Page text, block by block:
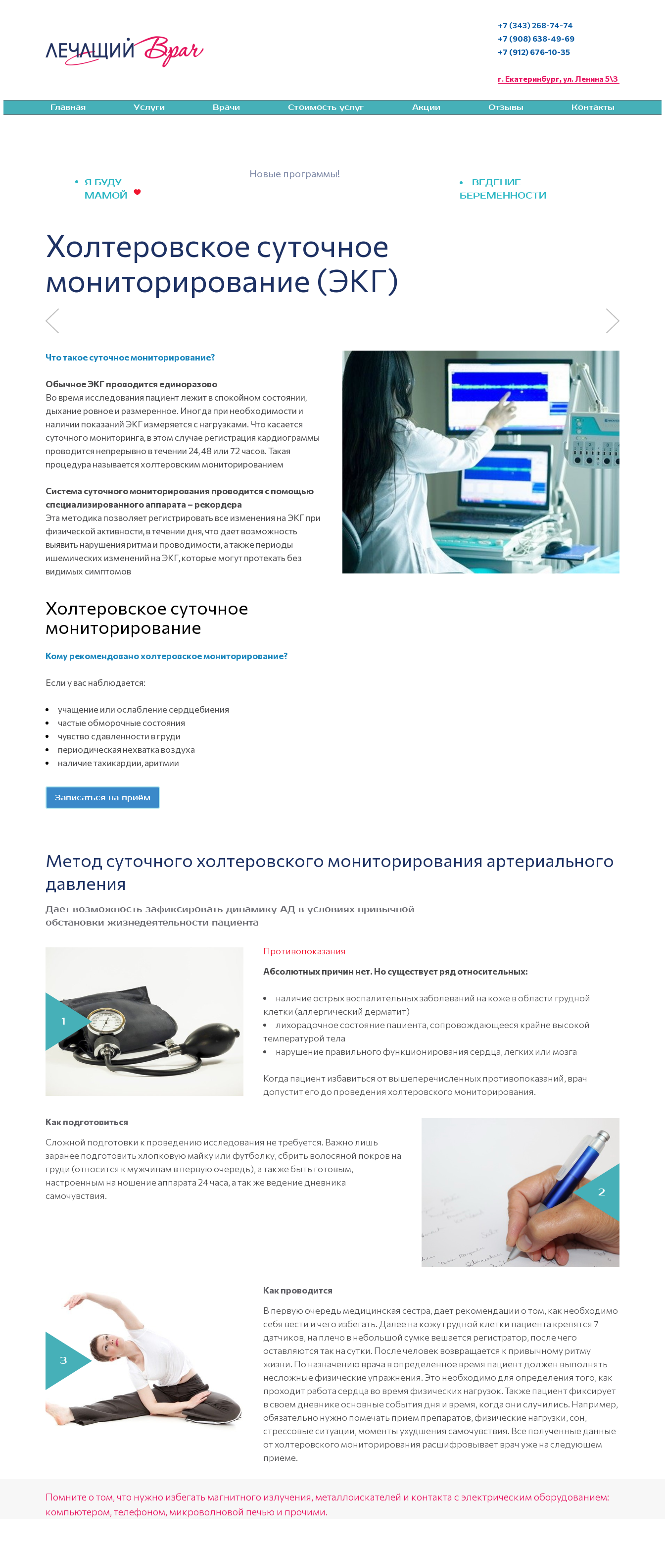
+7 (343) 268-74-74
+7 (908) 638-49-69
+7 (912) 676-10-35
г. Екатеринбург, ул. Ленина 5\3
Главная Услуги Врачи Стоимость услуг Акции Отзывы Контакты
Новые программы!
ВЕДЕНИЕ
БЕРЕМЕННОСТИ
гинекологах, терапевтах
от частных лиц Оставить
Я БУДУ
МАМОЙ
Холтеровское суточное
мониторирование (ЭКГ)
Что такое суточное мониторирование?
Обычное ЭКГ проводится единоразово
Во время исследования пациент лежит в спокойном состоянии,
дыхание ровное и размеренное. Иногда при необходимости и
наличии показаний ЭКГ измеряется с нагрузками. Что касается
суточного мониторинга, в этом случае регистрация кардиограммы
проводится непрерывно в течении 24, 48 или 72 часов. Такая
процедура называется холтеровским мониторированием
Система суточного мониторирования проводится с помощью
специализированного аппарата – рекордера
Эта методика позволяет регистрировать все изменения на ЭКГ при
физической активности, в течении дня, что дает возможность
выявить нарушения ритма и проводимости, а также периоды
ишемических изменений на ЭКГ, которые могут протекать без
видимых симптомов
Холтеровское суточное
мониторирование
Кому рекомендовано холтеровское мониторирование?
Если у вас наблюдается:
учащение или ослабление сердцебиения
частые обморочные состояния
чувство сдавленности в груди
периодическая нехватка воздуха
наличие тахикардии, аритмии
Записаться на приём
Метод суточного холтеровского мониторирования артериального
давления
Дает возможность зафиксировать динамику АД в условиях привычной
обстановки жизнедеятельности пациента
Противопоказания
Абсолютных причин нет. Но существует ряд относительных:
наличие острых воспалительных заболеваний на коже в области грудной
клетки (аллергический дерматит)
лихорадочное состояние пациента, сопровождающееся крайне высокой
температурой тела
нарушение правильного функционирования сердца, легких или мозга
Когда пациент избавиться от вышеперечисленных противопоказаний, врач
допустит его до проведения холтеровского мониторирования.
Как подготовиться
Сложной подготовки к проведению исследования не требуется. Важно лишь
заранее подготовить хлопковую майку или футболку, сбрить волосяной покров на
груди (относится к мужчинам в первую очередь), а также быть готовым,
настроенным на ношение аппарата 24 часа, а так же ведение дневника
самочувствия.
Как проводится
В первую очередь медицинская сестра, дает рекомендации о том, как необходимо
себя вести и чего избегать. Далее на кожу грудной клетки пациента крепятся 7
датчиков, на плечо в небольшой сумке вешается регистратор, после чего
оставляются так на сутки. После человек возвращается к привычному ритму
жизни. По назначению врача в определенное время пациент должен выполнять
несложные физические упражнения. Это необходимо для определения того, как
проходит работа сердца во время физических нагрузок. Также пациент фиксирует
в своем дневнике основные события дня и время, когда они случились. Например,
обязательно нужно помечать прием препаратов, физические нагрузки, сон,
стрессовые ситуации, моменты ухудшения самочувствия. Все полученные данные
от холтеровского мониторирования расшифровывает врач уже на следующем
приеме.
Помните о том, что нужно избегать магнитного излучения, металлоискателей и контакта с электрическим оборудованием:
компьютером, телефоном, микроволновой печью и прочими.